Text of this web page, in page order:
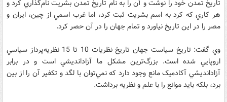
تاريخ تمدن خود را نوشت و آن را به نام تاريخ تمدن بشريت نام‌گذاري کرد و
هر کاري که کرد به اسم بشريت ثبت کرد، اما غرب اسمي از چين، ايران و
مصر را در اين تاريخ نياورد و تمام جهان را در آن حصر کرد.
وي گفت: تاريخ سياست جهان تاريخ نظريات 10 تا 15 نظريه‌پرداز سياسي
اروپايي شده است. بزرگ‌ترين مشکل ما آزادانديشي است و در برابر
آزادانديشي آکادميک مانع وجود دارد که نمي‌توان با لگد و تکفير آن را از بين
برد، بلکه بايد موانع را با علم و نظريه برداشت.